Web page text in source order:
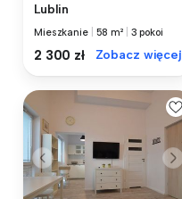
Lublin
Mieszkanie 58 m² 3 pokoi
2 300 zł Zobacz więcej